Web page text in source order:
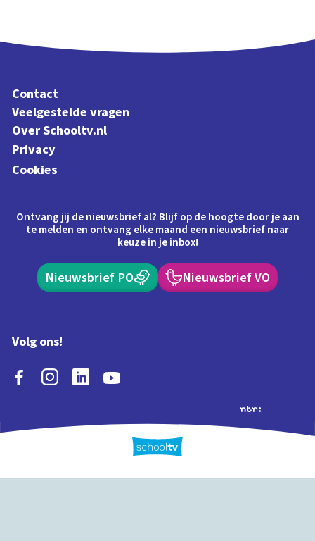
Contact
Veelgestelde vragen
Over Schooltv.nl
Privacy
Cookies
Ontvang jij de nieuwsbrief al? Blijf op de hoogte door je aan
te melden en ontvang elke maand een nieuwsbrief naar
keuze in je inbox!
Nieuwsbrief PO Nieuwsbrief VO
Volg ons!